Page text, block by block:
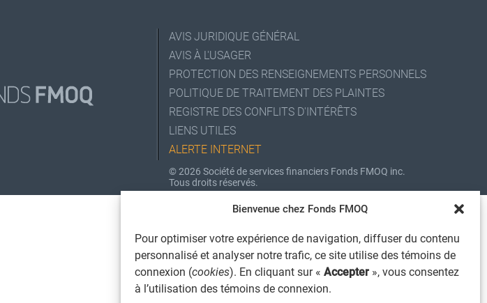
Bienvenue chez Fonds FMOQ
Pour optimiser votre expérience de navigation, diffuser du contenu
personnalisé et analyser notre trafic, ce site utilise des témoins de
connexion (cookies). En cliquant sur « Accepter », vous consentez
à l’utilisation des témoins de connexion.
AVIS JURIDIQUE GÉNÉRAL
AVIS À L'USAGER
PROTECTION DES RENSEIGNEMENTS PERSONNELS
POLITIQUE DE TRAITEMENT DES PLAINTES
REGISTRE DES CONFLITS D'INTÉRÊTS
LIENS UTILES
ALERTE INTERNET
© 2026 Société de services financiers Fonds FMOQ inc.
Tous droits réservés.